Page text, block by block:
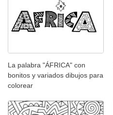
La palabra "ÁFRICA" con
bonitos y variados dibujos para
colorear